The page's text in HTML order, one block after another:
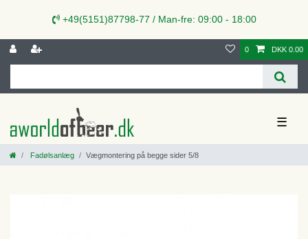
+49(5151)87798-77 / Man-fre: 09:00 - 18:00
0 DKK 0.00
☰
Fadølsanlæg Vægmontering på begge sider 5/8